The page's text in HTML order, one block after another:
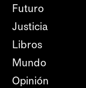
Futuro
Justicia
Libros
Mundo
Opinión